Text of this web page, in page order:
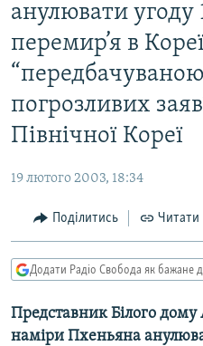
до
основної
навігації
Перейти
до
пошуку
ЕКОНОМІКА
СУСПІЛЬСТВО
КУЛЬТУРА
СВІТ
РОСІЙСЬКА «ФІЛЬТРАЦІЯ»
ДОНБАС.РЕАЛІЇ
КРИМ.РЕАЛІЇ
КИТАЙ.ВИКЛИКИ
МУЛЬТИМЕДІА
СПЕЦПРОЄКТИ
анулювати угоду
перемир’я в
погрозливих
Північної Кореї
19 лютого 2003, 18:34
Поділитись Читати
Додати Радіо Свобода як бажане
Представник Білого
наміри Пхеньяна